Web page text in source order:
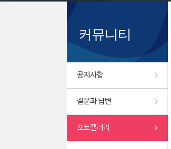
커뮤니티
공지사항
질문과 답변
포토갤러리